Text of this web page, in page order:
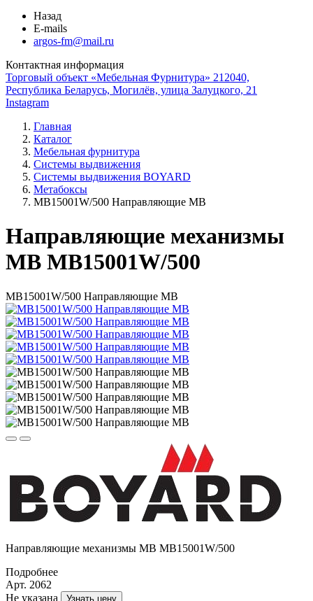
Назад
E-mails
argos-fm@mail.ru
Контактная информация
Торговый объект «Мебельная Фурнитура» 212040,
Республика Беларусь, Могилёв, улица Залуцкого, 21
Instagram
Главная
Каталог
Мебельная фурнитура
Системы выдвижения
Системы выдвижения BOYARD
Метабоксы
МВ15001W/500 Направляющие МВ
Направляющие механизмы
MB MB15001W/500
МВ15001W/500 Направляющие МВ
Направляющие механизмы MB MB15001W/500
Подробнее
Арт. 2062
Не указана
Узнать цену